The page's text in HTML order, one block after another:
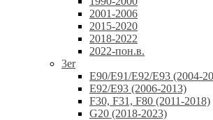
2001-2006
2015-2020
2018-2022
2022-пон.в.
3er
E90/E91/E92/E93 (2004-
E92/E93 (2006-2013)
F30, F31, F80 (2011-2018)
G20 (2018-2023)